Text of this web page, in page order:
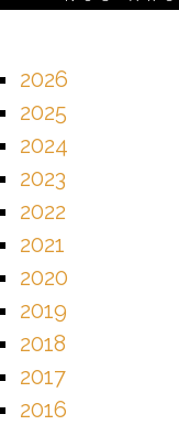
2026
2025
2024
2023
2022
2021
2020
2019
2018
2017
2016